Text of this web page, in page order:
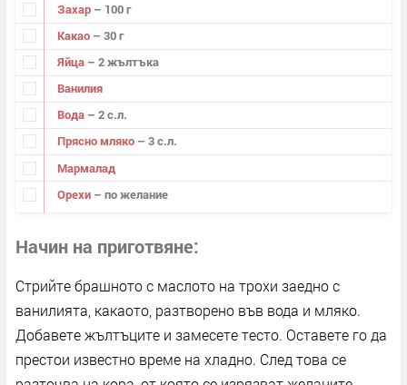
Захар – 100 г
Какао – 30 г
Яйца – 2 жълтъка
Ванилия
Вода – 2 с.л.
Прясно мляко – 3 с.л.
Мармалад
Орехи – по желание
Начин на приготвяне
Стрийте брашното с маслото на трохи заедно с
ванилията, какаото, разтворено във вода и мляко.
Добавете жълтъците и замесете тесто. Оставете го да
престои известно време на хладно. След това се